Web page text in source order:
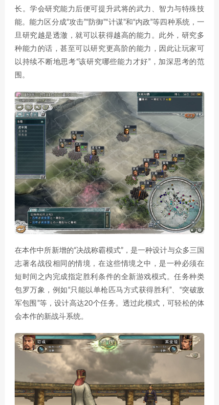
长。学会研究能力后便可提升武将的武力、智力与特殊技
能。能力区分成“攻击”“防御”“计谋”和“内政”等四种系统，一
旦研究越是透澈，就可以获得越高的能力。此外，研究多
种能力的话，甚至可以研究更高阶的能力，因此让玩家可
以持续不断地思考“该研究哪些能力才好”，加深思考的范
围。
在本作中所新增的“决战称霸模式”，是一种设计与众多三国
志著名战役相同的情境，在这些情境之中，是一种必须在
短时间之内完成指定胜利条件的全新游戏模式。任务种类
包罗万象，例如“只能以单枪匹马方式获得胜利”、“突破敌
军包围”等，设计高达20个任务。透过此模式，可轻松的体
会本作的新战斗系统。